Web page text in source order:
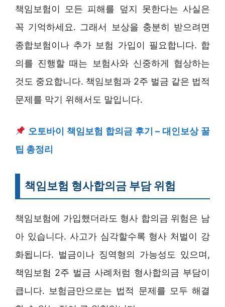
책임보험이 모든 피해를 덮지 못한다는 사실은
꼭 기억하세요. 그래서 보상을 충분히 받으려면
종합보험이나 추가 보험 가입이 필요합니다. 합
의를 진행할 때는 보험사와 신중하게 협상하는
것도 중요합니다. 책임보험과 2주 벌금 같은 법적
문제를 막기 위해서도 말입니다.
오토바이 책임보험 합의금 후기 – 대인보상 꿀
팁 총정리
책임보험 형사합의금 부담 위험
책임보험에 가입했더라도 형사 합의금 위험은 남
아 있습니다. 사고가 심각할수록 형사 처벌이 강
화됩니다. 벌금이나 징역형의 가능성도 있으며,
책임보험 2주 벌금 사례처럼 형사합의금 부담이
큽니다. 보험금만으로는 법적 문제를 모두 해결